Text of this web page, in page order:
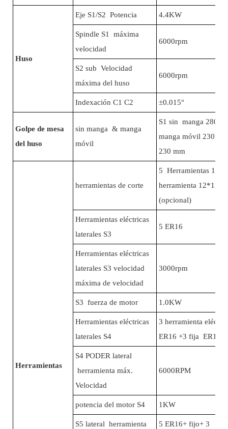
Huso
Eje S1/S2 Potencia 4.4KW
Spindle S1 máxima
velocidad
6000rpm
S2 sub Velocidad
máxima del huso
6000rpm
Indexación C1 C2 ±0.015°
Golpe de mesa
del huso
sin manga & manga
móvil
S1 sin manga 280
manga móvil 230
230 mm
Herramientas
herramientas de corte
5 Herramientas
herramienta 12*12
(opcional)
Herramientas eléctricas
laterales S3
5 ER16
Herramientas eléctricas
laterales S3 velocidad
máxima de velocidad
3000rpm
S3 fuerza de motor 1.0KW
Herramientas eléctricas
laterales S4
3 herramienta
ER16 +3 fija ER16
S4 PODER lateral
herramienta máx.
Velocidad
6000RPM
potencia del motor S4 1KW
S5 lateral herramienta 5 ER16+ fijo+ 3